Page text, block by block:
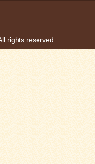
rights reserved.